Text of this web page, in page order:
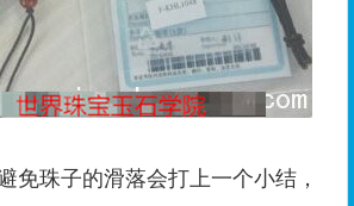
免珠子的滑落会打上一个小结，